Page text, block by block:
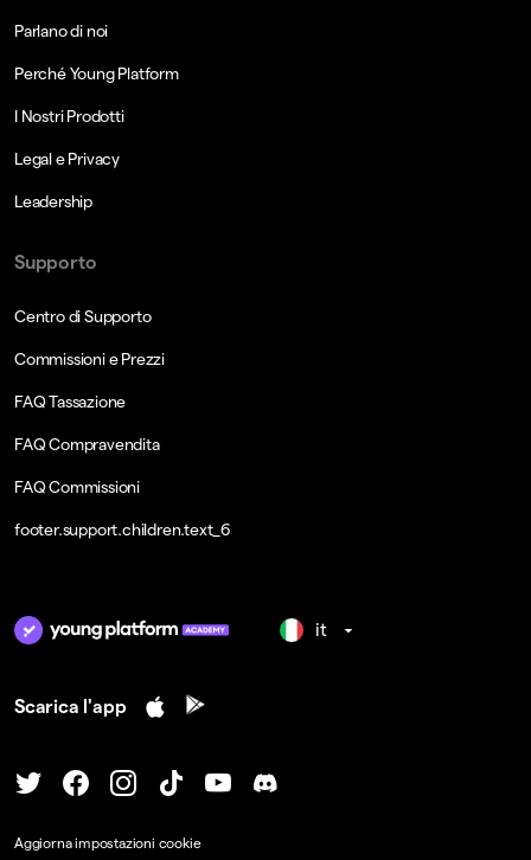
Parlano di noi
Perché Young Platform
I Nostri Prodotti
Legal e Privacy
Leadership
Supporto
Centro di Supporto
Commissioni e Prezzi
FAQ Tassazione
FAQ Compravendita
FAQ Commissioni
footer.support.children.text_6
it
Scarica l'app
Aggiorna impostazioni cookie